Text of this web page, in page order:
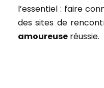
l’essentiel : faire
des sites de
amoureuse réussie.